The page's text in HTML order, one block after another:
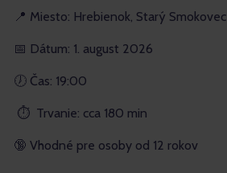
📍 Miesto: Hrebienok, Starý Smokovec
📅 Dátum: 1. august 2026
🕖 Čas: 19:00
⏱ Trvanie: cca 180 min
🔞 Vhodné pre osoby od 12 rokov